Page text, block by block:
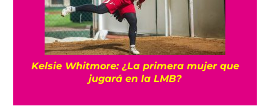
Kelsie Whitmore: ¿La primera mujer que
jugará en la LMB?